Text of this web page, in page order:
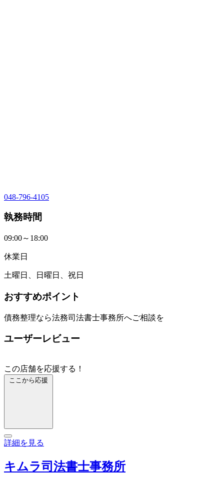
048-796-4105
執務時間
09:00～18:00
休業日
土曜日、日曜日、祝日
おすすめポイント
債務整理なら法務司法書士事務所へご相談を
ユーザーレビュー
この店舗を応援する！
ここから応援
詳細を見る
キムラ司法書士事務所